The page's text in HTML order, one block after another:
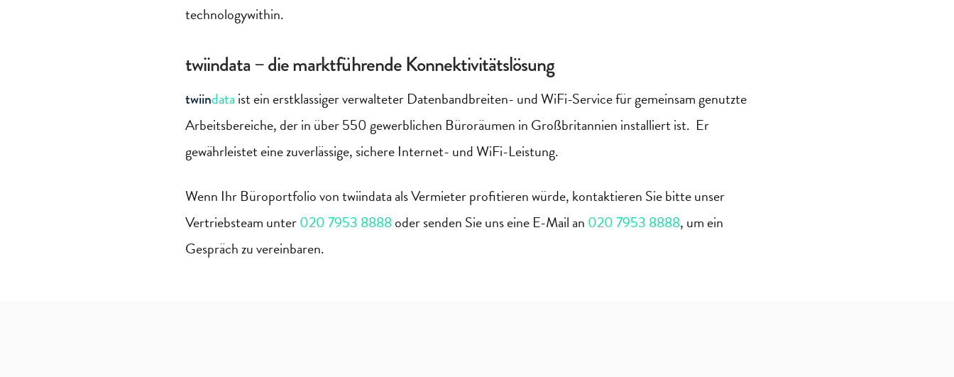
technologywithin.
twiindata– die marktführendeKonnektivitätslösung
twiindata ist ein erstklassiger verwalteter Datenbandbreiten- und WiFi-Service für gemeinsam genutzte
Arbeitsbereiche, der in über550 gewerblichen Büroräumen in Großbritannien installiert ist. Er
gewährleistet eine zuverlässige, sichere Internet- und WiFi-Leistung.
Wenn Ihr Büroportfolio vontwiindataals Vermieter profitieren würde, kontaktieren Sie bitte unser
Vertriebsteam unter020 7953 8888oder senden Sie uns eine E-Mail an 020 7953 8888, um ein
Gespräch zu vereinbaren.